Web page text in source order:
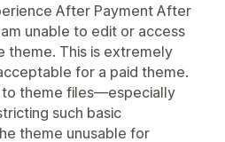
After Payment After
unable to edit or access
theme. This is extremely
for a paid theme.
to theme files—especially
such basic
theme unusable for